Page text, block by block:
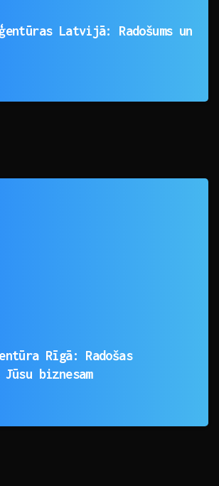
Latvijā: Radošums un
Rīgā: Radošas
biznesam